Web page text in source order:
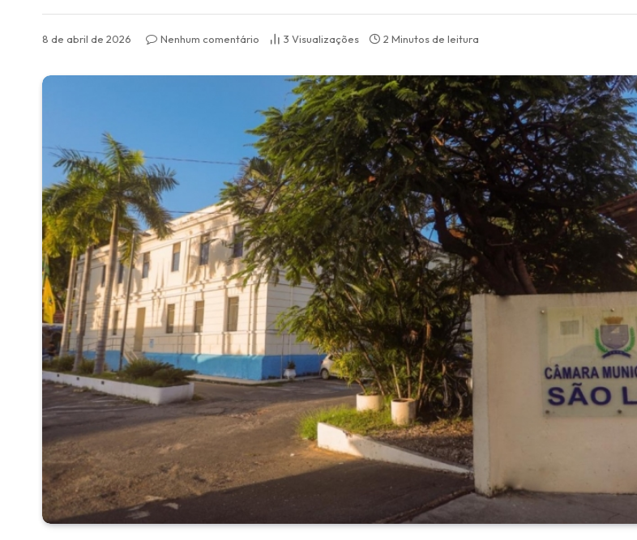
8 de abril de 2026 Nenhum comentário 3 Visualizações 2 Minutos de leitura